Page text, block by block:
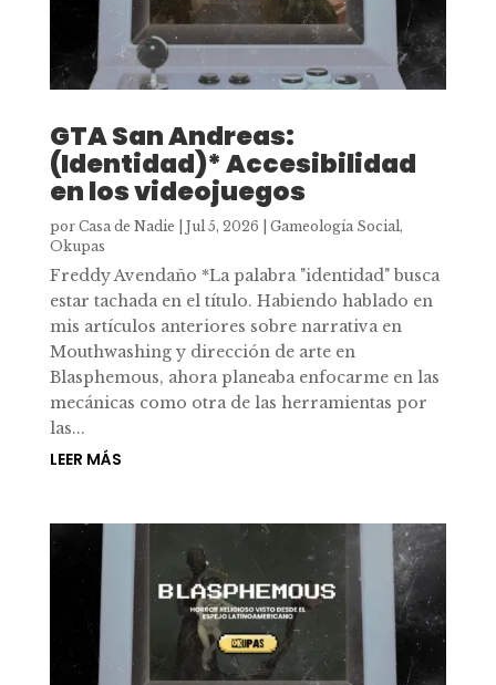
GTA San Andreas:
(Identidad)* Accesibilidad
en los videojuegos
por Casa de Nadie Jul 5, 2026 Gameología Social,
Okupas
Freddy Avendaño *La palabra "identidad" busca
estar tachada en el título. Habiendo hablado en
mis artículos anteriores sobre narrativa en
Mouthwashing y dirección de arte en
Blasphemous, ahora planeaba enfocarme en las
mecánicas como otra de las herramientas por
las...
LEER MÁS